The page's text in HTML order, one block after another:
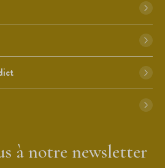
à notre newsletter